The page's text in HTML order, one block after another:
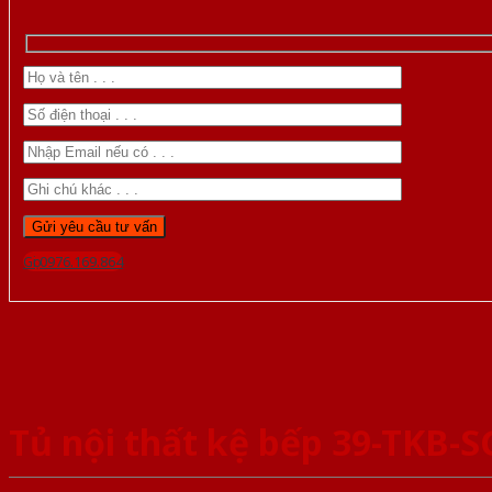
Gọi 0976.169.864
Tủ nội thất kệ bếp 39-TKB-